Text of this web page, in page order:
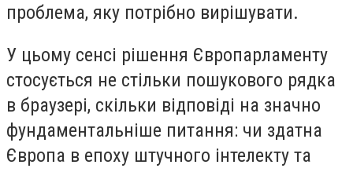
проблема, яку потрібно вирішувати.
У цьому сенсі рішення Європарламенту
стосується не стільки пошукового рядка
в браузері, скільки відповіді на значно
фундаментальніше питання: чи здатна
Європа в епоху штучного інтелекту та